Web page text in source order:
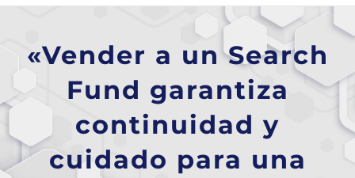
«Vender a un Search
Fund garantiza
continuidad y
cuidado para una